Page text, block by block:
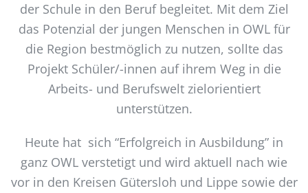
der Schule in den Beruf begleitet. Mit dem Ziel
das Potenzial der jungen Menschen in OWL für
die Region bestmöglich zu nutzen, sollte das
Projekt Schüler/-innen auf ihrem Weg in die
Arbeits- und Berufswelt zielorientiert
unterstützen.
Heute hat sich “Erfolgreich in Ausbildung” in
ganz OWL verstetigt und wird aktuell nach wie
vor in den Kreisen Gütersloh und Lippe sowie der